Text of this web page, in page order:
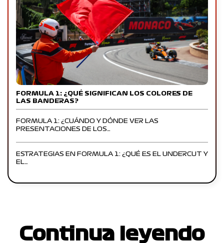
FORMULA 1: ¿QUÉ SIGNIFICAN LOS COLORES DE
LAS BANDERAS?
FORMULA 1: ¿CUÁNDO Y DÓNDE VER LAS
PRESENTACIONES DE LOS…
ESTRATEGIAS EN FORMULA 1: ¿QUÉ ES EL UNDERCUT Y
EL…
Continua leyendo